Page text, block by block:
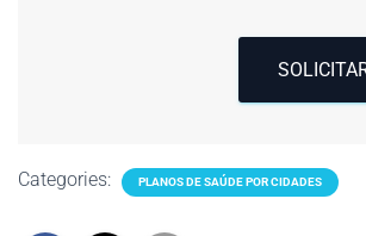
Categories: PLANOS DE SAÚDE POR CIDADES